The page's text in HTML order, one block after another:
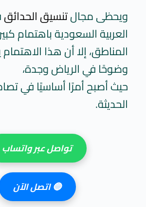
ويحظى مجالتنسيق الحدائق
العربية السعودية باهتمام
المناطق، إلا أن هذا
وضوحًا في الرياض وجدة،
حيث أصبح أمرًا أساسيًا في
الحديثة.
تواصل عبر واتساب
🔵اتصل الآن